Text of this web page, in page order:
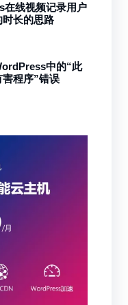
在线视频记录用户
长的思路
中的“此
害程序”错误